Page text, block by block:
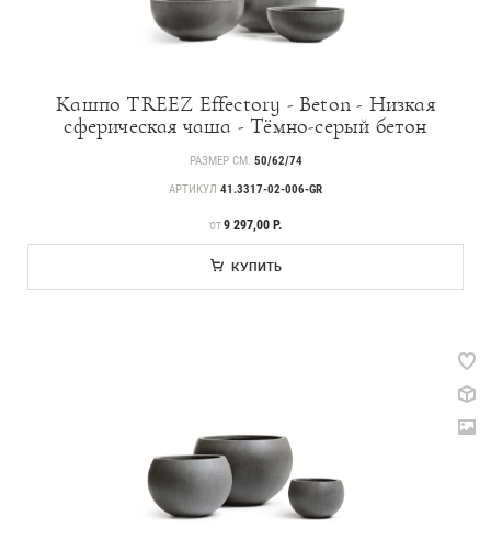
Кашпо TREEZ Effectory - Beton - Низкая
сферическая чаша - Тёмно-серый бетон
РАЗМЕР СМ. 50/62/74
АРТИКУЛ 41.3317-02-006-GR
ЦЕНА
ОТ9 297,00 Р.
КУПИТЬ